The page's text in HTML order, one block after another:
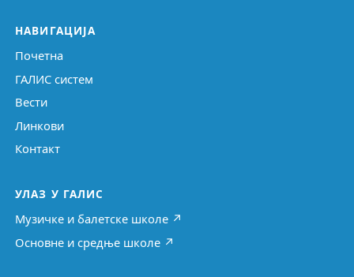
НАВИГАЦИЈА
Почетна
ГАЛИС систем
Вести
Линкови
Контакт
УЛАЗ У ГАЛИС
Музичке и балетске школе ↗
Основне и средње школе ↗